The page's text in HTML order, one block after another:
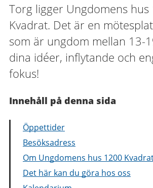
Torg ligger Ungdomens hus
Kvadrat. Det är en
som är ungdom mellan 13-
dina idéer, inflytande och
fokus!
Innehåll på denna sida
Öppettider
Besöksadress
Om Ungdomens hus 1200
Det här kan du göra hos oss